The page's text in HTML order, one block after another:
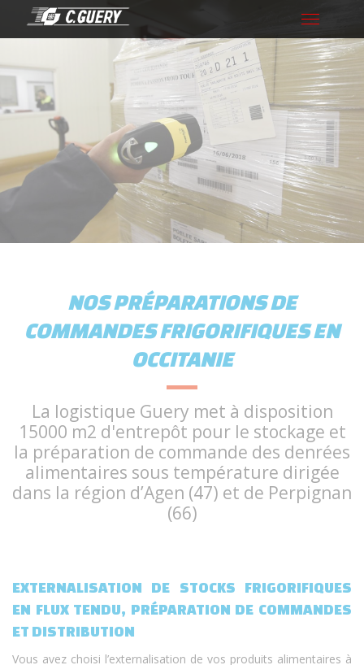
Toggle
navigation
NOS PRÉPARATIONS DE
COMMANDES FRIGORIFIQUES EN
OCCITANIE
La logistique Guery met à disposition
15000 m2 d'entrepôt pour le stockage et
la préparation de commande des denrées
alimentaires sous température dirigée
dans la région d’Agen (47) et de Perpignan
(66)
EXTERNALISATION DE STOCKS FRIGORIFIQUES
EN FLUX TENDU, PRÉPARATION DE COMMANDES
ET DISTRIBUTION
Vous avez choisi l’externalisation de vos produits alimentaires à